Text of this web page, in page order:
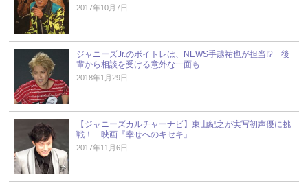
2017年10月7日
ジャニーズJr.のボイトレは、NEWS手越祐也が担当!? 後
輩から相談を受ける意外な一面も
2018年1月29日
【ジャニーズカルチャーナビ】東山紀之が実写初声優に挑
戦！ 映画『幸せへのキセキ』
2017年11月6日